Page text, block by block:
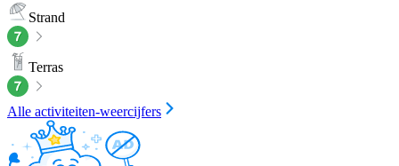
Strand
Terras
Alle activiteiten-weercijfers